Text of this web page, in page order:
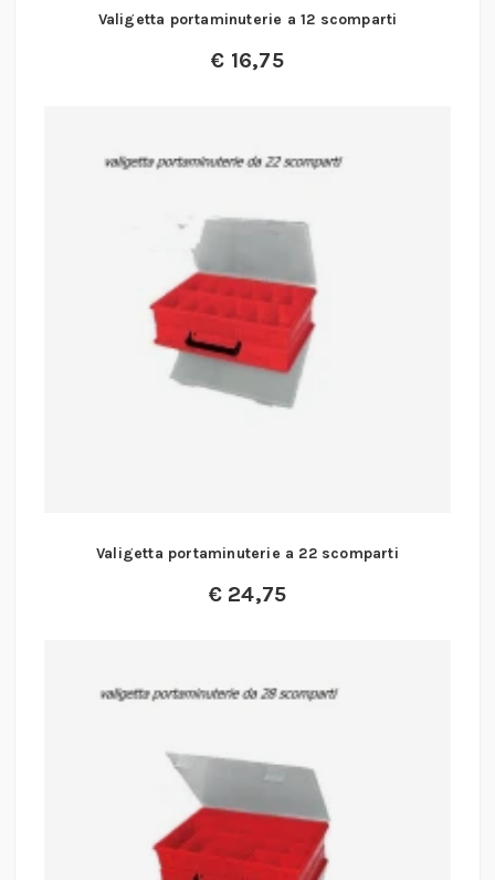
Valigetta portaminuterie a 12 scomparti
€ 16,75
Valigetta portaminuterie a 22 scomparti
€ 24,75